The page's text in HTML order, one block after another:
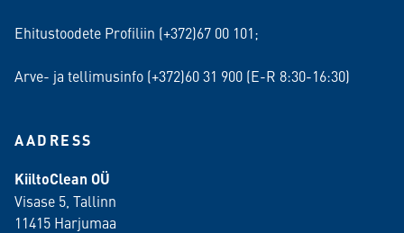
Ehitustoodete Profiliin (+372)67 00 101;
Arve- ja tellimusinfo (+372)60 31 900 (E-R 8:30-16:30)
AADRESS
KiiltoClean OÜ
Visase 5, Tallinn
11415 Harjumaa